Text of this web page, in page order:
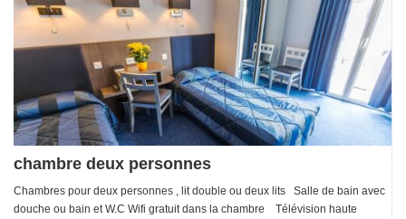
[voir la fiche détail]
chambre deux personnes
Chambres pour deux personnes , lit double ou deux lits Salle de bain avec
douche ou bain et W.C Wifi gratuit dans la chambre Télévision haute